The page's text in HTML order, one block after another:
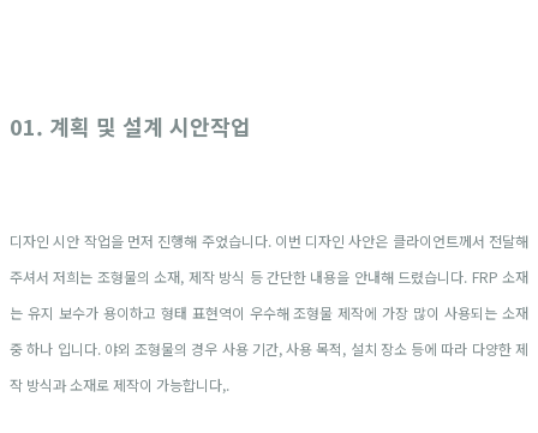
01. 계획 및 설계 시안작업
디자인 시안 작업을 먼저 진행해 주었습니다. 이번 디자인 사안은 클라이언트께서 전달해
주셔서 저희는 조형물의 소재, 제작 방식 등 간단한 내용을 안내해 드렸습니다. FRP 소재
는 유지 보수가 용이하고 형태 표현역이 우수해 조형물 제작에 가장 많이 사용되는 소재
중 하나 입니다. 야외 조형물의 경우 사용 기간, 사용 목적, 설치 장소 등에 따라 다양한 제
작 방식과 소재로 제작이 가능합니다,.